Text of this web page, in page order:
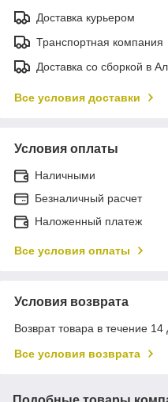
Доставка курьером
Транспортная компания
Доставка со сборкой в
Все условия доставки
Условия оплаты
Наличными
Безналичный расчет
Наложенный платеж
Все условия оплаты
Условия возврата
Возврат товара в течение
Все условия возврата